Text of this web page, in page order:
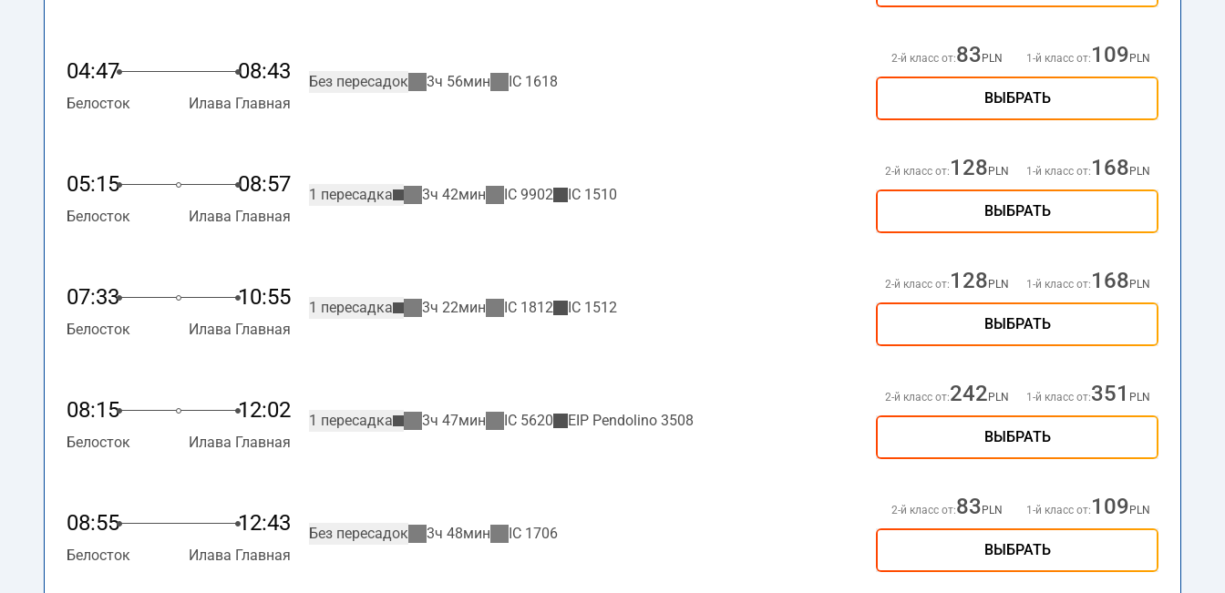
04:47 08:43
Белосток Илава Главная
Без пересадок 3ч 56мин IC 1618
2-й класс от:83 PLN 1-й класс от: 109 PLN
ВЫБРАТЬ
05:15 08:57
Белосток Илава Главная
1 пересадка 3ч 42мин IC 9902 IC 1510
2-й класс от: 128 PLN 1-й класс от: 168 PLN
ВЫБРАТЬ
07:33 10:55
Белосток Илава Главная
1 пересадка 3ч 22мин IC 1812 IC 1512
2-й класс от: 128 PLN 1-й класс от: 168 PLN
ВЫБРАТЬ
08:15 12:02
Белосток Илава Главная
1 пересадка 3ч 47мин IC 5620 EIP Pendolino 3508
2-й класс от:242 PLN 1-й класс от:351 PLN
ВЫБРАТЬ
08:55 12:43
Белосток Илава Главная
Без пересадок 3ч 48мин IC 1706
2-й класс от:83 PLN 1-й класс от: 109 PLN
ВЫБРАТЬ